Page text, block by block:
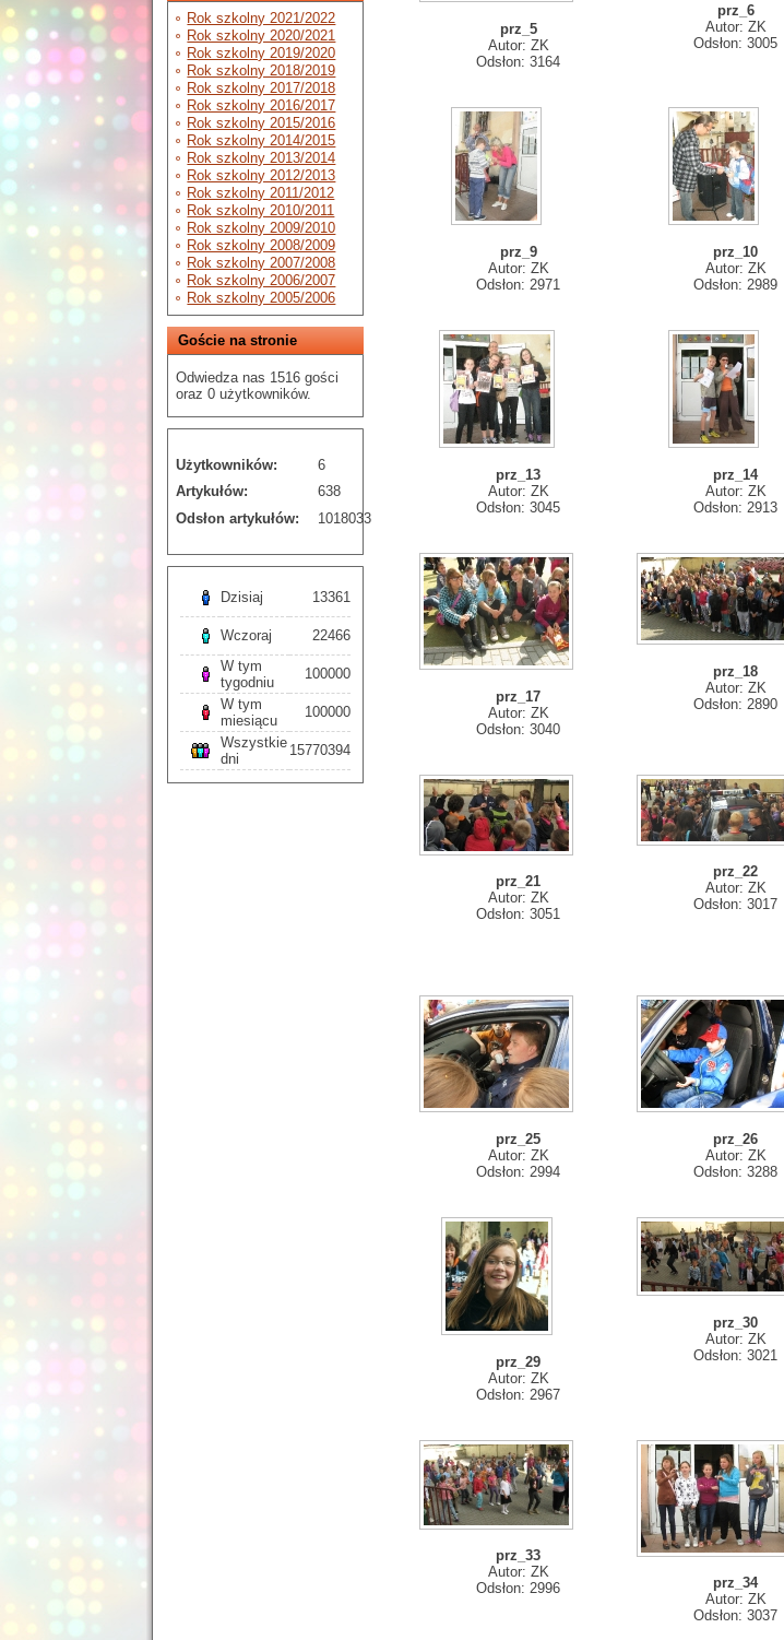
Rok szkolny 2021/2022
Rok szkolny 2020/2021
Rok szkolny 2019/2020
Rok szkolny 2018/2019
Rok szkolny 2017/2018
Rok szkolny 2016/2017
Rok szkolny 2015/2016
Rok szkolny 2014/2015
Rok szkolny 2013/2014
Rok szkolny 2012/2013
Rok szkolny 2011/2012
Rok szkolny 2010/2011
Rok szkolny 2009/2010
Rok szkolny 2008/2009
Rok szkolny 2007/2008
Rok szkolny 2006/2007
Rok szkolny 2005/2006
Goście na stronie
Odwiedza nas 1516 gości
oraz 0 użytkowników.
Użytkowników:
6
Artykułów:
638
Odsłon artykułów:
1018033
Dzisiaj 13361
Wczoraj
22466
W tym
tygodniu
100000
W tym
miesiącu
100000
Wszystkie
dni
15770394
prz_5
Autor: ZK
Odsłon: 3164
prz_6
Autor: ZK
Odsłon: 3005
prz_9
Autor: ZK
Odsłon: 2971
prz_10
Autor: ZK
Odsłon: 2989
prz_13
Autor: ZK
Odsłon: 3045
prz_14
Autor: ZK
Odsłon: 2913
prz_17
Autor: ZK
Odsłon: 3040
prz_18
Autor: ZK
Odsłon: 2890
prz_21
Autor: ZK
Odsłon: 3051
prz_22
Autor: ZK
Odsłon: 3017
prz_25
Autor: ZK
Odsłon: 2994
prz_26
Autor: ZK
Odsłon: 3288
prz_29
Autor: ZK
Odsłon: 2967
prz_30
Autor: ZK
Odsłon: 3021
prz_33
Autor: ZK
Odsłon: 2996
prz_34
Autor: ZK
Odsłon: 3037